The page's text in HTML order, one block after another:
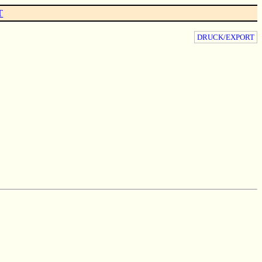
DRUCK/EXPORT